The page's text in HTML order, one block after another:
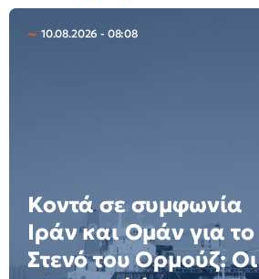
10.08.2026 - 08:08
Κοντά σε συμφωνία
Ιράν και Ομάν για το
Στενό του Ορμούζ: Οι